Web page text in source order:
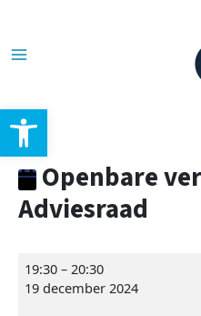
Toolbar
de
inhoud
Menu
Openbare
Adviesraad
Adviesraad
19:30 – 20:30
19 december 2024